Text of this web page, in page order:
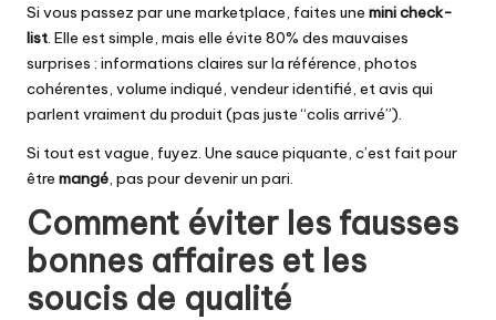
Si vous passez par une marketplace, faites une mini check-
list. Elle est simple, mais elle évite 80% des mauvaises
surprises : informations claires sur la référence, photos
cohérentes, volume indiqué, vendeur identifié, et avis qui
parlent vraiment du produit (pas juste “colis arrivé”).
Si tout est vague, fuyez. Une sauce piquante, c’est fait pour
être mangé, pas pour devenir un pari.
Comment éviter les fausses
bonnes affaires et les
soucis de qualité